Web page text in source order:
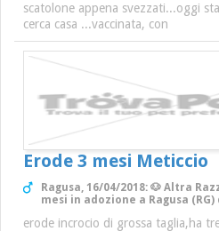
scatolone appena svezzati...oggi
cerca casa ...vaccinata, con
Erode 3 mesi Meticcio
Ragusa, 16/04/2018: 🐶 Altra
mesi in adozione a Ragusa
erode incrocio di grossa taglia,ha